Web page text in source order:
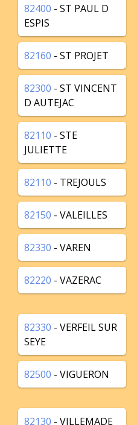
82400 - ST PAUL D
ESPIS
82160 - ST PROJET
82300 - ST VINCENT
D AUTEJAC
82110 - STE
JULIETTE
82110 - TREJOULS
82150 - VALEILLES
82330 - VAREN
82220 - VAZERAC
82330 - VERFEIL SUR
SEYE
82500 - VIGUERON
82130 - VILLEMADE